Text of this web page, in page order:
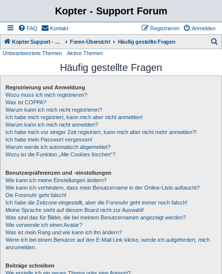
Kopter - Support Forum
FAQ Kontakt Anmelden
Registrieren
Kopter Support - von Anwendern für Anwender. Foren-Übersicht Häufig gestellte Fragen
h
Unbeantwortete Themen Aktive Themen
Häufig gestellte Fragen
Registrierung und Anmeldung
Wozu muss ich mich registrieren?
Was ist COPPA?
Warum kann ich mich nicht registrieren?
Ich habe mich registriert, kann mich aber nicht anmelden!
Warum kann ich mich nicht anmelden?
Ich habe mich vor einiger Zeit registriert, kann mich aber nicht mehr anmelden?!
Ich habe mein Passwort vergessen!
Warum werde ich automatisch abgemeldet?
Wozu ist die Funktion „Alle Cookies löschen“?
Benutzerpräferenzen und -einstellungen
Wie kann ich meine Einstellungen ändern?
Wie kann ich verhindern, dass mein Benutzername in der Online-Liste auftaucht?
Die Forenuhr geht falsch!
Ich habe die Zeitzone eingestellt, aber die Forenuhr geht immer noch falsch!
Meine Sprache steht auf diesem Board nicht zur Auswahl!
Was sind das für Bilder, die bei meinem Benutzernamen angezeigt werden?
Wie verwende ich einen Avatar?
Was ist mein Rang und wie kann ich ihn ändern?
Wenn ich bei einem Benutzer auf den E-Mail-Link klicke, werde ich aufgefordert, mich
anzumelden.
Beiträge schreiben